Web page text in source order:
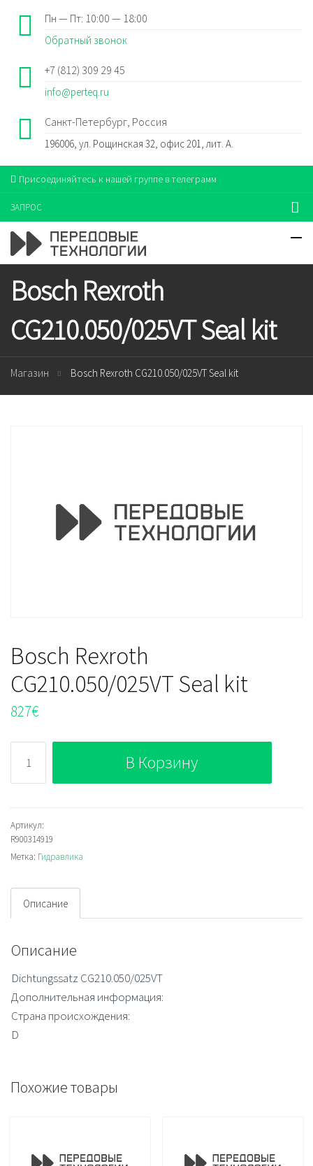
Пн — Пт: 10:00 — 18:00
Обратный звонок
+7 (812) 309 29 45
info@perteq.ru
Санкт-Петербург, Россия
196006, ул. Рощинская 32, офис 201, лит. А.
Присоединяйтесь к нашей группе в телеграмм
ЗАПРОС
Bosch Rexroth
CG210.050/025VT Seal kit
Магазин Bosch Rexroth CG210.050/025VT Seal kit
Bosch Rexroth
CG210.050/025VT Seal kit
827€
Bosch
Rexroth
CG210.050/025VT
Seal
kit
В Корзину
Артикул:
R900314919
Метка: Гидравлика
Описание
Описание
Dichtungssatz CG210.050/025VT
Дополнительная информация:
Страна происхождения:
D
Похожие товары